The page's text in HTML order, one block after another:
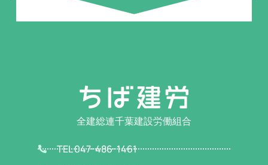
全建総連千葉建設労働組合
TEL 047-486-1461